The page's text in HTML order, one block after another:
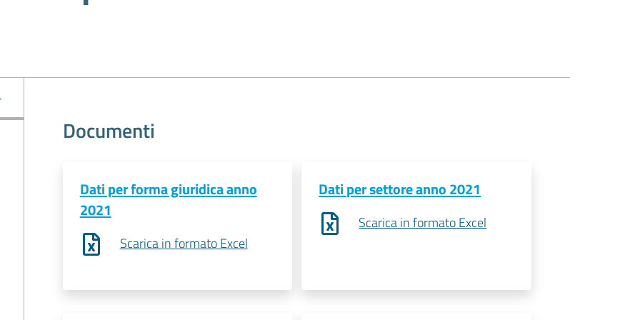
Documenti
Dati per forma giuridica anno
2021
Scarica in formato Excel
Dati per settore anno 2021
Scarica in formato Excel